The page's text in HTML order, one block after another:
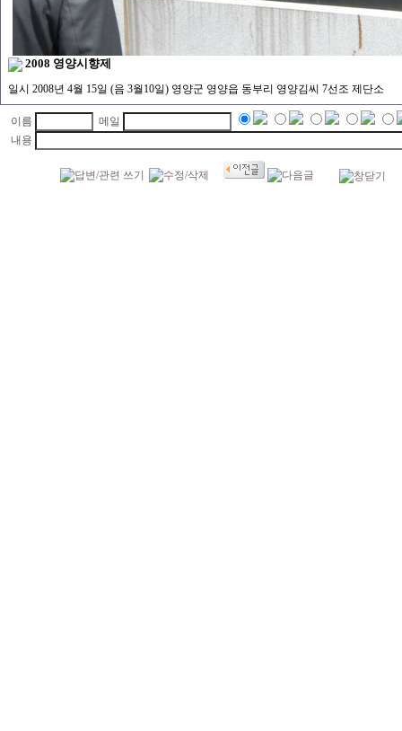
2008 영양시향제
일시 2008년 4월 15일 (음 3월10일) 영양군 영양읍 동부리 영양김씨 7선조 제단소
이름
메일
내용